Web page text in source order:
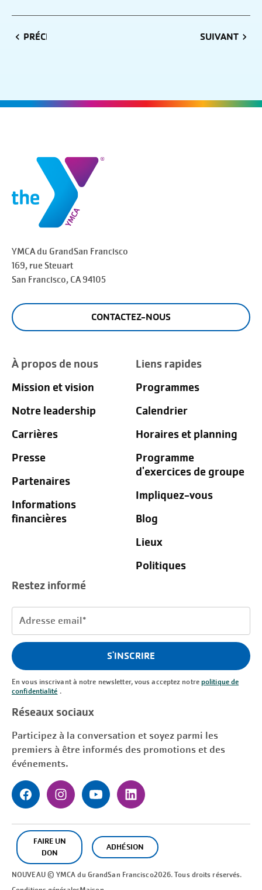
PRÉCÉDENT SUIVANT
YMCA du GrandSan Francisco
169, rue Steuart
San Francisco, CA 94105
CONTACTEZ-NOUS
À propos de nous
Mission et vision
Notre leadership
Carrières
Presse
Partenaires
Informations
financières
Liens rapides
Programmes
Calendrier
Horaires et planning
Programme
d'exercices de groupe
Impliquez-vous
Blog
Lieux
Politiques
Restez informé
Adresse
(Requis)
S'INSCRIRE
En vous inscrivant à notre newsletter, vous acceptez notrepolitique de
confidentialité .
Réseaux sociaux
Participez à la conversation et soyez parmi les
premiers à être informés des promotions et des
événements.
FAIRE UN
DON
ADHÉSION
NOUVEAU © YMCA du GrandSan Francisco2026. Tous droits réservés.